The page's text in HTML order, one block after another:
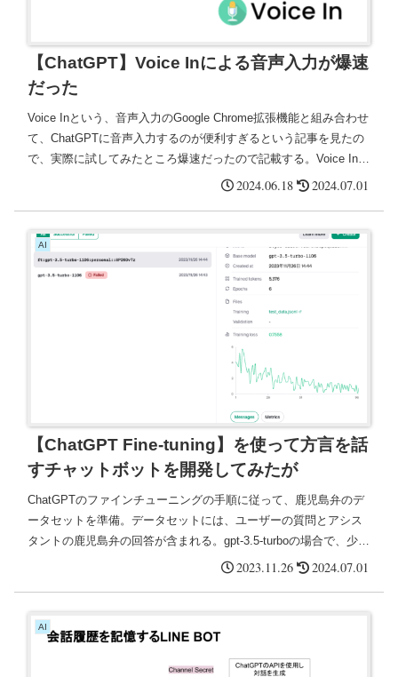
【ChatGPT】Voice Inによる音声入力が爆速
だった
Voice Inという、音声入力のGoogle Chrome拡張機能と組み合わせ
て、ChatGPTに音声入力するのが便利すぎるという記事を見たの
で、実際に試してみたところ爆速だったので記載する。Voice Inは
無料プランでもデフォルトで、音声入力待機モードを1分間保持し
2024.06.18 2024.07.01
AI
【ChatGPT Fine-tuning】を使って方言を話
すチャットボットを開発してみたが
ChatGPTのファインチューニングの手順に従って、鹿児島弁のデ
ータセットを準備。データセットには、ユーザーの質問とアシス
タントの鹿児島弁の回答が含まれる。gpt-3.5-turboの場合で、少な
くとも 10 個、通常50～100個のトレーニングデータを用意する必
2023.11.26 2024.07.01
AI